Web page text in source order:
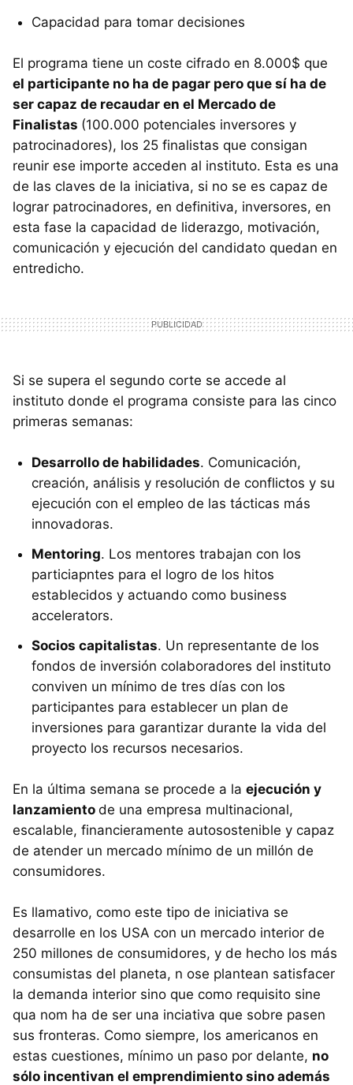
Capacidad para tomar decisiones
El programa tiene un coste cifrado en 8.000$ que
el participante no ha de pagar pero que sí ha de
ser capaz de recaudar en el Mercado de
Finalistas (100.000 potenciales inversores y
patrocinadores), los 25 finalistas que consigan
reunir ese importe acceden al instituto. Esta es una
de las claves de la iniciativa, si no se es capaz de
lograr patrocinadores, en definitiva, inversores, en
esta fase la capacidad de liderazgo, motivación,
comunicación y ejecución del candidato quedan en
entredicho.
Si se supera el segundo corte se accede al
instituto donde el programa consiste para las cinco
primeras semanas:
Desarrollo de habilidades. Comunicación,
creación, análisis y resolución de conflictos y su
ejecución con el empleo de las tácticas más
innovadoras.
Mentoring. Los mentores trabajan con los
particiapntes para el logro de los hitos
establecidos y actuando como business
accelerators.
Socios capitalistas. Un representante de los
fondos de inversión colaboradores del instituto
conviven un mínimo de tres días con los
participantes para establecer un plan de
inversiones para garantizar durante la vida del
proyecto los recursos necesarios.
En la última semana se procede a la ejecución y
lanzamiento de una empresa multinacional,
escalable, financieramente autosostenible y capaz
de atender un mercado mínimo de un millón de
consumidores.
Es llamativo, como este tipo de iniciativa se
desarrolle en los USA con un mercado interior de
250 millones de consumidores, y de hecho los más
consumistas del planeta, n ose plantean satisfacer
la demanda interior sino que como requisito sine
qua nom ha de ser una inciativa que sobre pasen
sus fronteras. Como siempre, los americanos en
estas cuestiones, mínimo un paso por delante, no
sólo incentivan el emprendimiento sino además